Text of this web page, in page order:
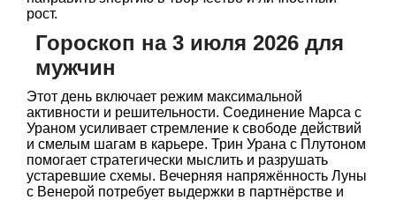
рост.
Гороскоп на 3 июля 2026 для
мужчин
Этот день включает режим максимальной
активности и решительности. Соединение Марса с
Ураном усиливает стремление к свободе действий
и смелым шагам в карьере. Трин Урана с Плутоном
помогает стратегически мыслить и разрушать
устаревшие схемы. Вечерняя напряжённость Луны
с Венерой потребует выдержки в партнёрстве и